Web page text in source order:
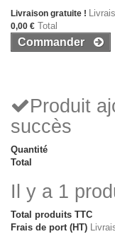
Livraison gratuite !
0,00 € Total
Commander
Produit
succès
Quantité
Total
Il y a 1
Total produits TTC
Frais de port (HT)